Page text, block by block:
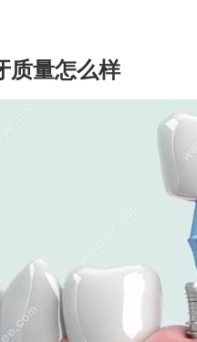
质量怎么样